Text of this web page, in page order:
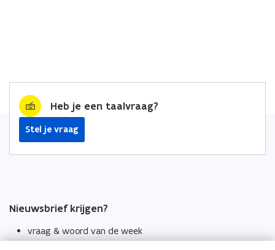
Heb je een taalvraag?
Stel je vraag
Nieuwsbrief krijgen?
vraag & woord van de week